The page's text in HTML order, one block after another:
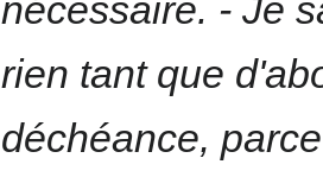
nécessaire. - Je
rien tant que
déchéance,